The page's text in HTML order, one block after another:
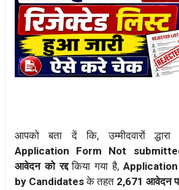
आपको बता दें कि, उम्मीदवारों द्धारा
Application Form Not
आवेदन को रद्दकिया गया है,
by Candidatesके तहत 2,671 आवेदन